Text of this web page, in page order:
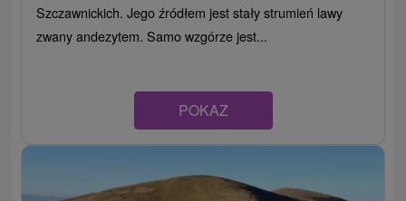
Szczawnickich. Jego źródłem jest stały strumień lawy
zwany andezytem. Samo wzgórze jest...
POKAZ